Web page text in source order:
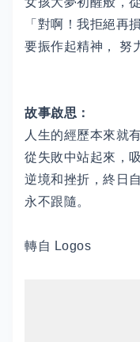
「對啊！我拒絕再
要振作起精神， 努
故事啟思：
人生的經歷本來就
從失敗中站起來，
逆境和挫折，終日
永不跟隨。
轉自 Logos